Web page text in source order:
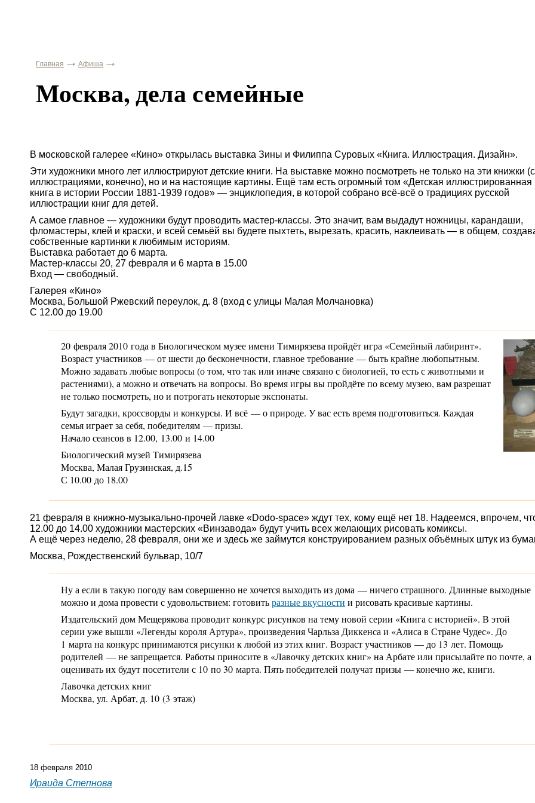
Главная Афиша
Москва, дела семейные
В московской галерее «Кино» открылась выставка Зины и Филиппа Суровых «Книга. Иллюстрация. Дизайн».
Эти художники много лет иллюстрируют детские книги. На выставке можно посмотреть не только на эти книжки (с
иллюстрациями, конечно), но и на настоящие картины. Ещё там есть огромный том «Детская иллюстрированная
книга в истории России 1881-1939 годов» — энциклопедия, в которой собрано всё-всё о традициях русской
иллюстрации книг для детей.
А самое главное — художники будут проводить мастер-классы. Это значит, вам выдадут ножницы, карандаши,
фломастеры, клей и краски, и всей семьёй вы будете пыхтеть, вырезать, красить, наклеивать — в общем,
собственные картинки к любимым историям.
Выставка работает до 6 марта.
Мастер-классы 20, 27 февраля и 6 марта в 15.00
Вход — свободный.
Галерея «Кино»
Москва, Большой Ржевский переулок, д. 8 (вход с улицы Малая Молчановка)
С 12.00 до 19.00
20 февраля 2010 года в Биологическом музее имени Тимирязева пройдёт игра «Семейный лабиринт».
Возраст участников — от шести до бесконечности, главное требование — быть крайне любопытным.
Можно задавать любые вопросы (о том, что так или иначе связано с биологией, то есть с животными и
растениями), а можно и отвечать на вопросы. Во время игры вы пройдёте по всему музею, вам разрешат
не только посмотреть, но и потрогать некоторые экспонаты.
Будут загадки, кроссворды и конкурсы. И всё — о природе. У вас есть время подготовиться. Каждая
семья играет за себя, победителям — призы.
Начало сеансов в 12.00, 13.00 и 14.00
Биологический музей Тимирязева
Москва, Малая Грузинская, д.15
С 10.00 до 18.00
21 февраля в книжно-музыкально-прочей лавке «Dodo-space» ждут тех, кому ещё нет 18. Надеемся, впрочем,
12.00 до 14.00 художники мастерских «Винзавода» будут учить всех желающих рисовать комиксы.
А ещё через неделю, 28 февраля, они же и здесь же займутся конструированием разных объёмных штук из
Москва, Рождественский бульвар, 10/7
Ну а если в такую погоду вам совершенно не хочется выходить из дома — ничего страшного. Длинные выходные
можно и дома провести с удовольствием: готовитьразные вкусности и рисовать красивые картины.
Издательский дом Мещерякова проводит конкурс рисунков на тему новой серии «Книга с историей». В этой
серии уже вышли «Легенды короля Артура», произведения Чарльза Диккенса и «Алиса в Стране Чудес». До
1 марта на конкурс принимаются рисунки к любой из этих книг. Возраст участников — до 13 лет. Помощь
родителей — не запрещается. Работы приносите в «Лавочку детских книг» на Арбате или присылайте по почте, а
оценивать их будут посетители с 10 по 30 марта. Пять победителей получат призы — конечно же, книги.
Лавочка детских книг
Москва, ул. Арбат, д. 10 (3 этаж)
18 февраля 2010
Ираида Степнова